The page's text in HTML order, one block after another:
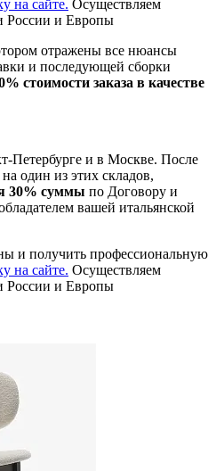
на сайте. Осуществляем
России и Европы
отражены все нюансы
и последующей сборки
стоимости заказа в качестве
Петербурге и в Москве. После
один из этих складов,
30% суммы по Договору и
вашей итальянской
и получить профессиональную
на сайте. Осуществляем
России и Европы